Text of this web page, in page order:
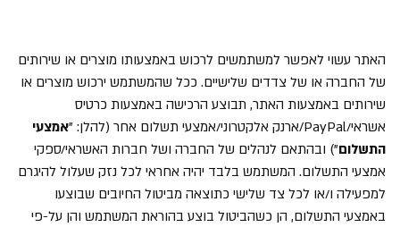
האתר עשוי לאפשר למשתמשים לרכוש באמצעותו מוצרים או שירותים
של החברה או של צדדים שלישיים. ככל שהמשתמש ירכוש מוצרים או
שירותים באמצעות האתר, תבוצע הרכישה באמצעות כרטיס
אשראי/PayPal/ארנק אלקטרוני/אמצעי תשלום אחר (להלן: "אמצעי
התשלום") ובהתאם לנהלים של החברה ושל חברות האשראי/ספקי
אמצעי התשלום. המשתמש בלבד יהיה אחראי לכל נזק שעלול להיגרם
למפעילה ו/או לכל צד שלישי כתוצאה מביטול החיובים שבוצעו
באמצעי התשלום, הן כשהביטול בוצע בהוראת המשתמש והן על-פי